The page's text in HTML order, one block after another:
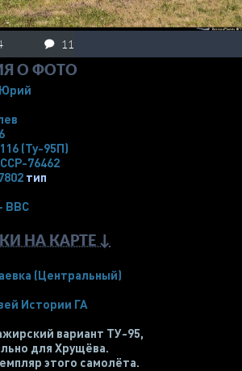
11
О ФОТО
(Ту-95П)
76462
тип
ВВС
НА КАРТЕ ↓
(Центральный)
Истории ГА
вариант ТУ-95,
для Хрущёва.
этого самолёта.